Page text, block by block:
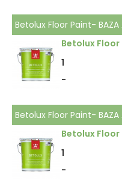
Betolux Floor Paint- BAZA
Betolux Floor
1
-
Betolux Floor Paint- BAZA
Betolux Floor
1
-